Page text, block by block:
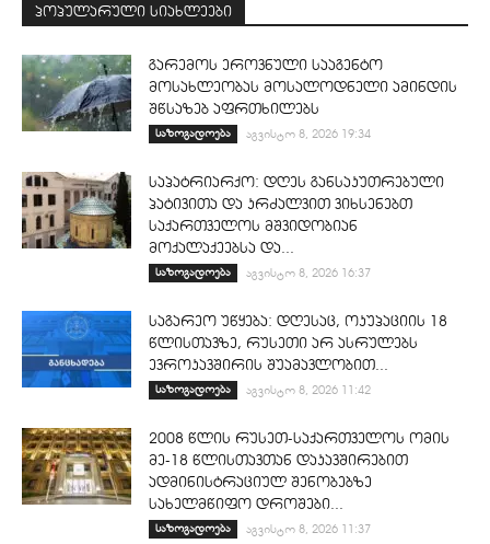
პოპულარული სიახლეები
გარემოს ეროვნული სააგენტო
მოსახლეობას მოსალოდნელი ამინდის
შწსაზებ აფრთხილებს
საზოგადოება აგვისტო 8, 2026 19:34
საპატრიარქო: დღეს განსაკუთრებული
პატივითა და კრძალვით ვიხსენებთ
საქართველოს მშვიდობიან
მოქალაქეებსა და...
საზოგადოება აგვისტო 8, 2026 16:37
საგარეო უწყება: დღესაც, ოკუპაციის 18
წლისთავზე, რუსეთი არ ასრულებს
ევროკავშირის შუამავლობით...
საზოგადოება აგვისტო 8, 2026 11:42
2008 წლის რუსეთ-საქართველოს ომის
მე-18 წლისთავთან დაკავშირებით
ადმინისტრაციულ შენობებზე
სახელმწიფო დროშები...
საზოგადოება აგვისტო 8, 2026 11:37